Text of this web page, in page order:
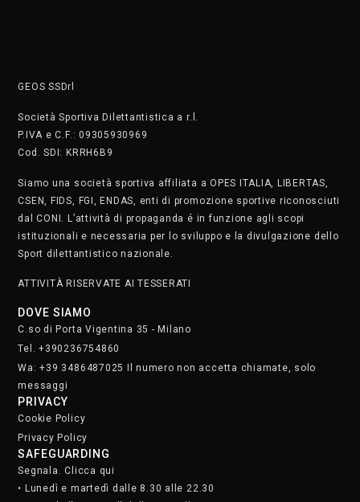
GEOS SSDrl
Società Sportiva Dilettantistica a r.l.
P.IVA e C.F.: 09305930969
Cod. SDI: KRRH6B9
Siamo una società sportiva affiliata a OPES ITALIA, LIBERTAS,
CSEN, FIDS, FGI, ENDAS, enti di promozione sportive riconosciuti
dal CONI. L’attività di propaganda é in funzione agli scopi
istituzionali e necessaria per lo sviluppo e la divulgazione dello
Sport dilettantistico nazionale.
ATTIVITÀ RISERVATE AI TESSERATI
DOVE SIAMO
C.so di Porta Vigentina 35 - Milano
Tel. +390236754860
Wa: +39 3486487025 Il numero non accetta chiamate, solo
messaggi
PRIVACY
Cookie Policy
Privacy Policy
SAFEGUARDING
Segnala. Clicca qui
• Lunedì e martedì dalle 8.30 alle 22.30